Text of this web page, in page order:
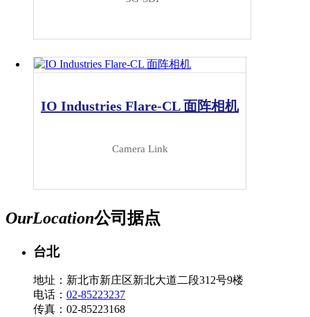
IO Industries Flare-CL 面阵相机
Camera Link
OurLocation公司据点
台北
地址：新北市新庄区新北大道二段312号9楼
电话： 02-85223237
传真：02-85223168